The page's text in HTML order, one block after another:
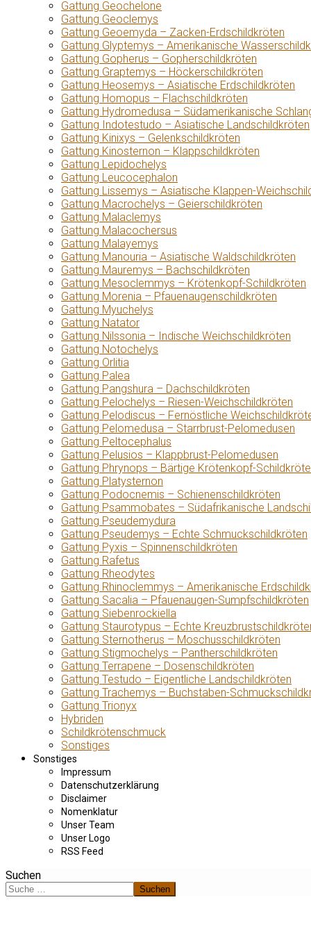
Gattung Geochelone
Gattung Geoclemys
Gattung Geoemyda – Zacken-Erdschildkröten
Gattung Glyptemys – Amerikanische
Gattung Gopherus – Gopherschildkröten
Gattung Graptemys – Höckerschildkröten
Gattung Heosemys – Asiatische Erdschildkröten
Gattung Homopus – Flachschildkröten
Gattung Hydromedusa – Südamerikanische
Gattung Indotestudo – Asiatische Landschildkröten
Gattung Kinixys – Gelenkschildkröten
Gattung Kinosternon – Klappschildkröten
Gattung Lepidochelys
Gattung Leucocephalon
Gattung Lissemys – Asiatische Klappen-
Gattung Macrochelys – Geierschildkröten
Gattung Malaclemys
Gattung Malacochersus
Gattung Malayemys
Gattung Manouria – Asiatische Waldschildkröten
Gattung Mauremys – Bachschildkröten
Gattung Mesoclemmys – Krötenkopf-Schildkröten
Gattung Morenia – Pfauenaugenschildkröten
Gattung Myuchelys
Gattung Natator
Gattung Nilssonia – Indische Weichschildkröten
Gattung Notochelys
Gattung Orlitia
Gattung Palea
Gattung Pangshura – Dachschildkröten
Gattung Pelochelys – Riesen-Weichschildkröten
Gattung Pelodiscus – Fernöstliche
Gattung Pelomedusa – Starrbrust-Pelomedusen
Gattung Peltocephalus
Gattung Pelusios – Klappbrust-Pelomedusen
Gattung Phrynops – Bärtige Krötenkopf-
Gattung Platysternon
Gattung Podocnemis – Schienenschildkröten
Gattung Psammobates – Südafrikanische
Gattung Pseudemydura
Gattung Pseudemys – Echte Schmuckschildkröten
Gattung Pyxis – Spinnenschildkröten
Gattung Rafetus
Gattung Rheodytes
Gattung Rhinoclemmys – Amerikanische
Gattung Sacalia – Pfauenaugen-Sumpfschildkröten
Gattung Siebenrockiella
Gattung Staurotypus – Echte
Gattung Sternotherus – Moschusschildkröten
Gattung Stigmochelys – Pantherschildkröten
Gattung Terrapene – Dosenschildkröten
Gattung Testudo – Eigentliche Landschildkröten
Gattung Trachemys – Buchstaben-
Gattung Trionyx
Hybriden
Schildkrötenschmuck
Sonstiges
Sonstiges
Impressum
Datenschutzerklärung
Disclaimer
Nomenklatur
Unser Team
Unser Logo
RSS Feed
Suchen
Suchen